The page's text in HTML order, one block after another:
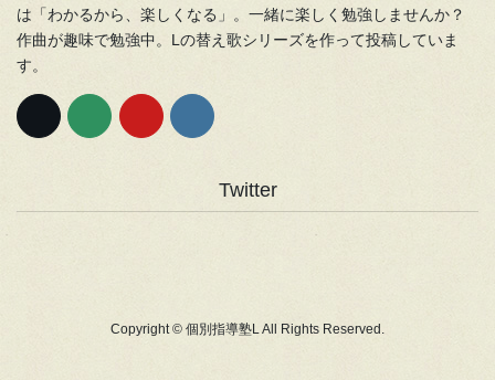
は「わかるから、楽しくなる」。一緒に楽しく勉強しませんか？
作曲が趣味で勉強中。Lの替え歌シリーズを作って投稿していま
す。
Twitter
Copyright © 個別指導塾L All Rights Reserved.